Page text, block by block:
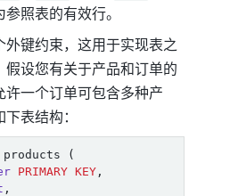
参照表的有效行。
外键约束，这用于实现表之
假设您有关于产品和订单的
许一个订单可包含多种产
表结构：
products
(
PRIMARY KEY ,
,